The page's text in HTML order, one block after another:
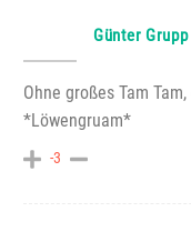
Günter Grupp
Ohne großes Tam
*Löwengruam*
-3